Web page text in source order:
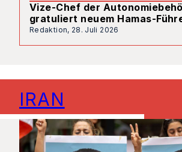
Vize-Chef der
gratuliert neuem Hamas-
Redaktion, 28. Juli 2026
IRAN